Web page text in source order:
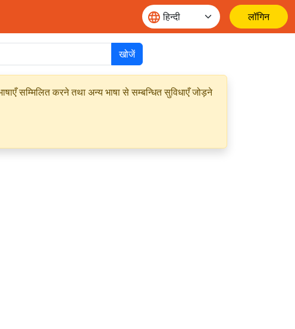
लॉगिन
खोजें
सम्मिलित करने तथा अन्य भाषा से सम्बन्धित सुविधाएँ जोड़ने